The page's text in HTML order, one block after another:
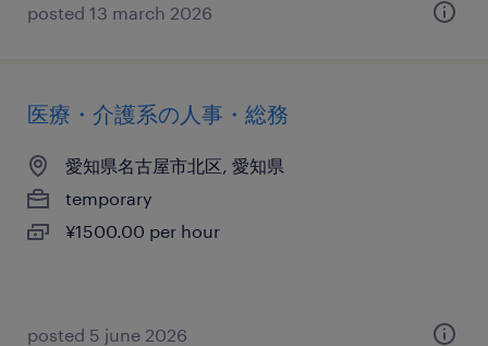
posted 13 march 2026
医療・介護系の人事・総務
愛知県名古屋市北区, 愛知県
temporary
¥1500.00 per hour
posted 5 june 2026